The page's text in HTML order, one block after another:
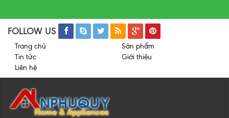
FOLLOW US
Trang chủ
Sản phẩm
Tin tức
Giới thiệu
Liên hệ